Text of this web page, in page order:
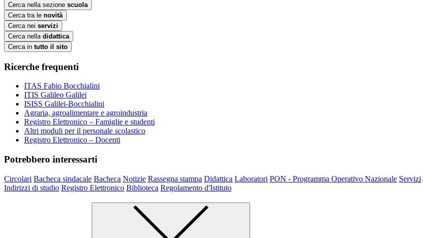
Cerca nella sezione scuola
Cerca tra le novità
Cerca nei servizi
Cerca nella didattica
Cerca in tutto il sito
Ricerche frequenti
ITAS Fabio Bocchialini
ITIS Galileo Galilei
ISISS Galilei-Bocchialini
Agraria, agroalimentare e agroindustria
Registro Elettronico – Famiglie e studenti
Altri moduli per il personale scolastico
Registro Elettronico – Docenti
Potrebbero interessarti
Circolari Bacheca sindacale Bacheca Notizie Rassegna stampa Didattica Laboratori PON - Programma Operativo Nazionale Servizi
Indirizzi di studio Registro Elettronico Biblioteca Regolamento d'Istituto